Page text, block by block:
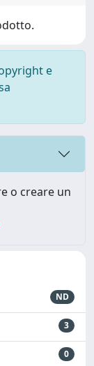
e
o creare un
ND
3
0